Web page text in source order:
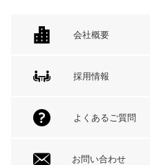
会社概要
採用情報
よくあるご質問
お問い合わせ